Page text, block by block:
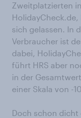
Zweitplatzierten
sich gelassen. In
Verbraucher ist
dabei,
führt HRS aber
in der
einer Skala von -
Doch schon dicht